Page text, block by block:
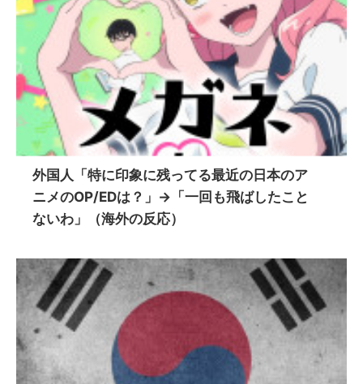
外国人「特に印象に残ってる最近の日本のア
ニメのOP/EDは？」→「一回も飛ばしたこと
ないわ」（海外の反応）